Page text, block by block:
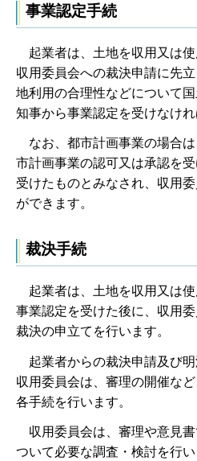
事業認定手続
起業者は、土地を収用又は
収用委員会への裁決申請に先
地利用の合理性などについて
知事から事業認定を受けなけれ
なお、都市計画事業の場合
市計画事業の認可又は承認を
受けたものとみなされ、収用
ができます。
裁決手続
起業者は、土地を収用又は
事業認定を受けた後に、収用
裁決の申立てを行います。
起業者からの裁決申請及び
収用委員会は、審理の開催な
各手続を行います。
収用委員会は、審理や意見
ついて必要な調査・検討を行